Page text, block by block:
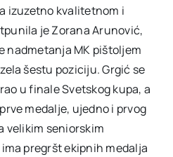
izuzetno kvalitetnom i
je Zorana Arunović,
nadmetanja MK pištoljem
šestu poziciju. Grgić se
u finale Svetskog kupa, a
medalje, ujedno i prvog
velikim seniorskim
pregršt ekipnih medalja